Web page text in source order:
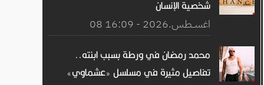
شخصية الإنسان
08 اغســطس.2026 - 16:09
محمد رمضان في ورطة بسبب ابنته..
تفاصيل مثيرة في مسلسل «عشماوي»